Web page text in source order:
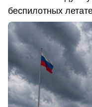
беспилотных